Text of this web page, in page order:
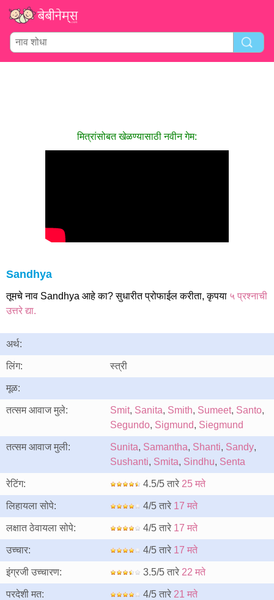
मित्रांसोबत खेळण्यासाठी नवीन गेम:
Sandhya
तूमचे नाव Sandhya आहे का? सुधारीत प्रोफाईल करीता, कृपया ५ प्रश्नाची
उत्तरे द्या.
अर्थ:
लिंग: स्त्री
मूळ:
तत्सम आवाज मुले: Smit, Sanita, Smith, Sumeet, Santo,
Segundo, Sigmund, Siegmund
तत्सम आवाज मुली: Sunita, Samantha, Shanti, Sandy,
Sushanti, Smita, Sindhu, Senta
रेटिंग: 4.5/5 तारे 25 मते
लिहायला सोपे: 4/5 तारे 17 मते
लक्षात ठेवायला सोपे: 4/5 तारे 17 मते
उच्चार: 4/5 तारे 17 मते
इंग्रजी उच्चारण: 3.5/5 तारे 22 मते
परदेशी मत: 4/5 तारे 21 मते